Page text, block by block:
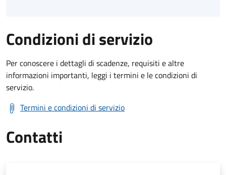
Condizioni di servizio
Per conoscere i dettagli di scadenze, requisiti e altre
informazioni importanti, leggi i termini e le condizioni di
servizio.
Termini e condizioni di servizio
Contatti